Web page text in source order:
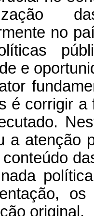
no
e
é corrigir a
a atenção
original.